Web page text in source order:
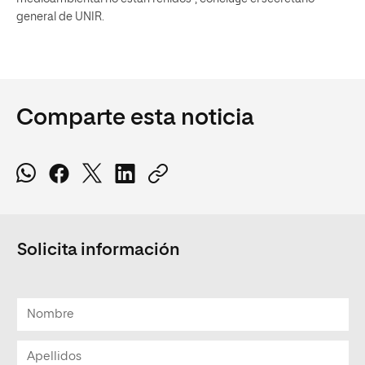
general de UNIR.
Comparte esta noticia
Solicita información